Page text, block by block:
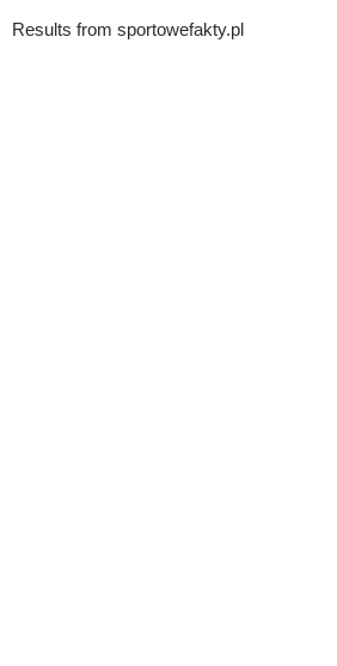
Results from sportowefakty.pl